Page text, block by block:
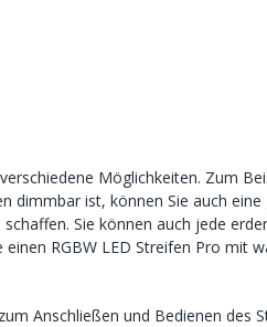
Möglichkeiten. Zum
dimmbar ist, können Sie auch eine
Sie können auch jede
RGBW LED Streifen Pro mit
Anschließen und Bedienen des